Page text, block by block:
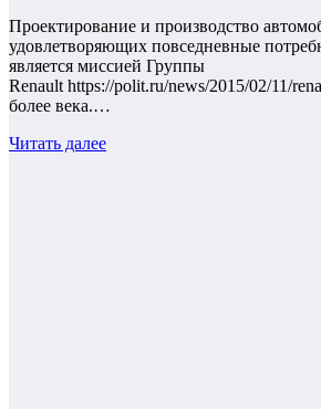
Проектирование и производство
удовлетворяющих повседневные
является миссией Группы
Renault https://polit.ru/news/2015/02/11/
более века.…
Читать далее